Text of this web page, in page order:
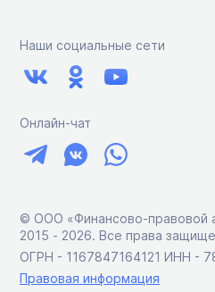
Наши социальные сети
Онлайн-чат
© ООО «Финансово-правовой
2015 ‑ 2026. Все права
ОГРН - 1167847164121 ИНН -
Правовая информация